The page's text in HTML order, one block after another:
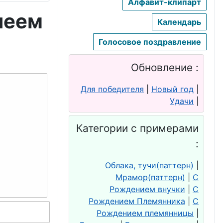
Алфавит-клипарт
Календарь
Голосовое поздравление
Обновление :
Для победителя Новый год
Удачи
Категории с примерами
:
Облака, тучи(паттерн)
Мрамор(паттерн)
С
Рождением внучки
С
Рождением Племянника
С
Рождением племянницы